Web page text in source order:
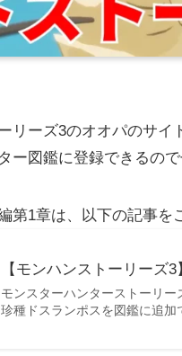
リーズ3のオオパのサイ
ー図鑑に登録できるの
第1章は、以下の記事を
【モンハンストーリーズ
モンスターハンターストーリー
珍種ドスランポスを図鑑に追加